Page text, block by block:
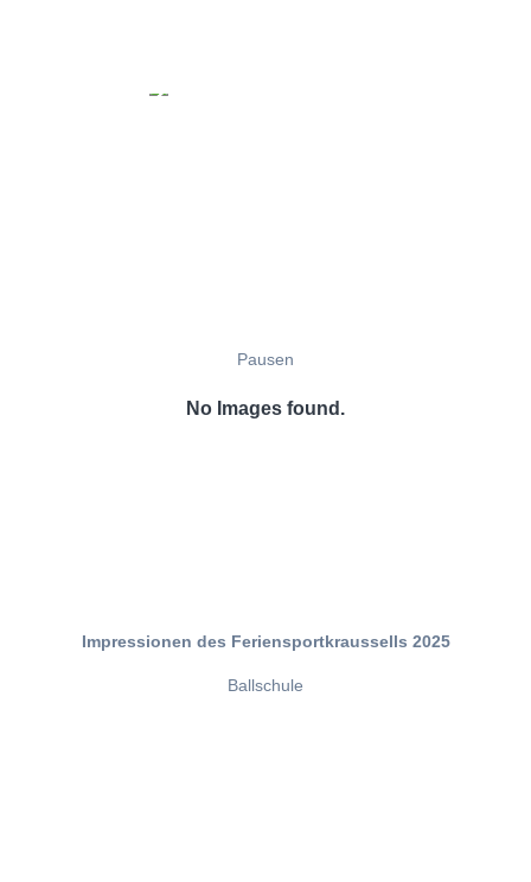
Pausen
No Images found.
Impressionen des Feriensportkraussells 2025
Ballschule